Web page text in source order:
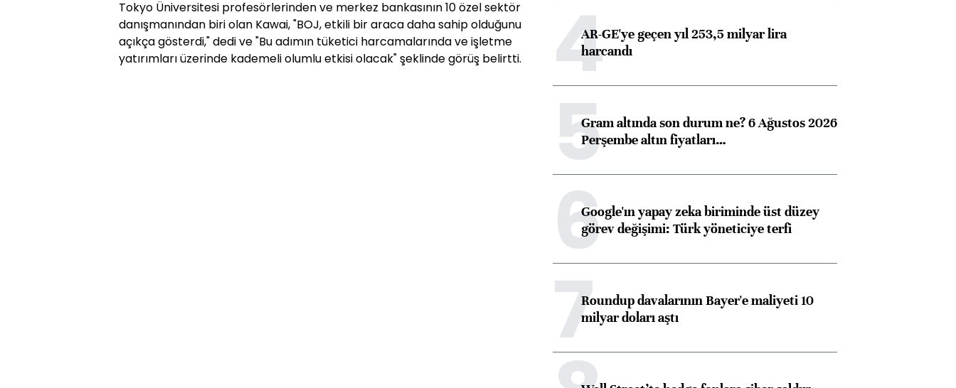
Tokyo Üniversitesi profesörlerinden ve merkez bankasının 10 özel sektör
danışmanından biri olan Kawai, "BOJ, etkili bir araca daha sahip olduğunu
açıkça gösterdi," dedi ve "Bu adımın tüketici harcamalarında ve işletme
yatırımları üzerinde kademeli olumlu etkisi olacak" şeklinde görüş belirtti.
4AR-GE'ye geçen yıl 253,5 milyar lira
harcandı
5Gram altında son durum ne? 6 Ağustos 2026
Perşembe altın fiyatları…
6Google'ın yapay zeka biriminde üst düzey
görev değişimi: Türk yöneticiye terfi
7Roundup davalarının Bayer'e maliyeti 10
milyar doları aştı